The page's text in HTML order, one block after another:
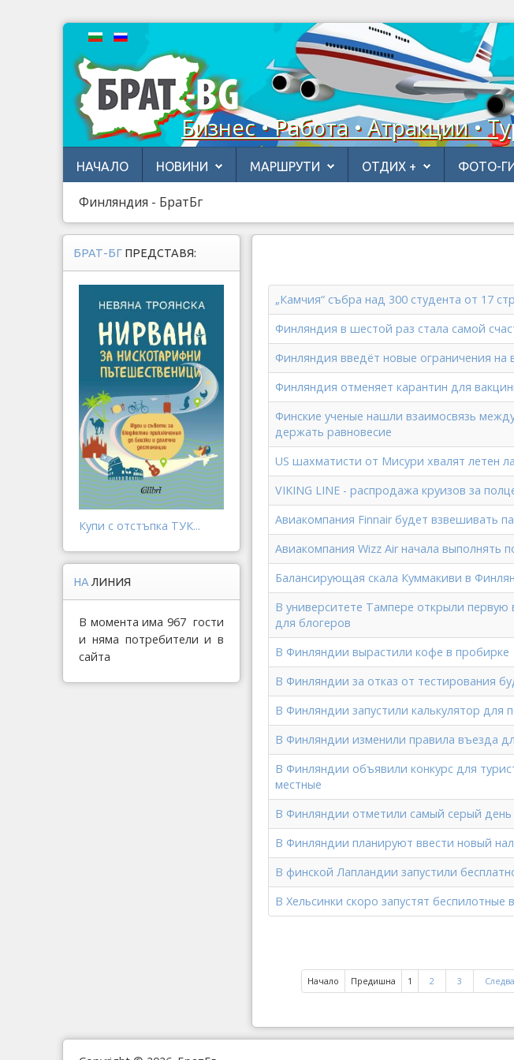
Бизнес • Работа • Атракции •
НАЧАЛО НОВИНИ МАРШРУТИ ОТДИХ + ФОТО-
Финляндия - БратБг
„Камчия“ събра над 300 студента от 17
Финляндия в шестой раз стала самой
Финляндия введёт новые ограничения на
Финляндия отменяет карантин для
Финские ученые нашли взаимосвязь
держать равновесие
US шахматисти от Мисури хвалят летен
VIKING LINE - распродажа круизов за
Авиакомпания Finnair будет взвешивать
Авиакомпания Wizz Air начала выполнять
Балансирующая скала Куммакиви в
В университете Тампере открыли
для блогеров
В Финляндии вырастили кофе в пробирке
В Финляндии за отказ от тестирования
В Финляндии запустили калькулятор
В Финляндии изменили правила въезда
В Финляндии объявили конкурс для
местные
В Финляндии отметили самый серый день
В Финляндии планируют ввести новый
В финской Лапландии запустили
В Хельсинки скоро запустят беспилотные
Начало Предишна 1 2 3
БРАТ-БГ ПРЕДСТАВЯ:
Купи с отстъпка ТУК...
НА ЛИНИЯ
В момента има 967 гости
и няма потребители и в
сайта